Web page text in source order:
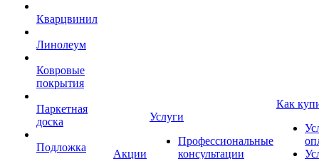
Кварцвинил
Линолеум
Ковровые
покрытия
Паркетная
доска
Подложка
Акции
Услуги
Профессиональные
консультации
Как